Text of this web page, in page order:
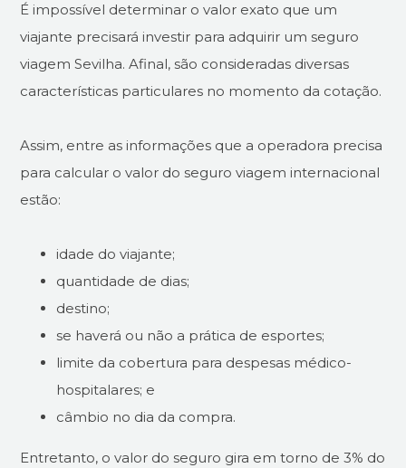
É impossível determinar o valor exato que um
viajante precisará investir para adquirir um seguro
viagem Sevilha. Afinal, são consideradas diversas
características particulares no momento da cotação.
Assim, entre as informações que a operadora precisa
para calcular o valor do seguro viagem internacional
estão:
idade do viajante;
quantidade de dias;
destino;
se haverá ou não a prática de esportes;
limite da cobertura para despesas médico-
hospitalares; e
câmbio no dia da compra.
Entretanto, o valor do seguro gira em torno de 3% do